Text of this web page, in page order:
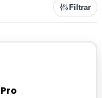
Filtrar